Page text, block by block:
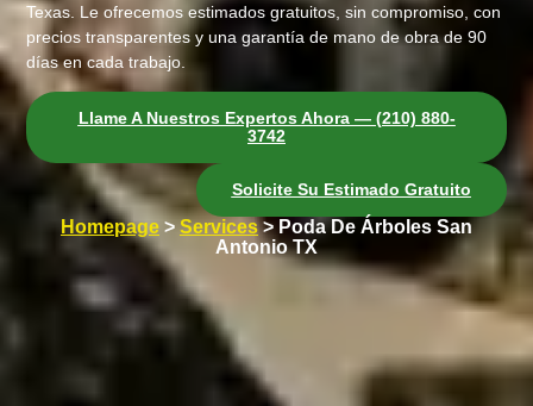
Texas. Le ofrecemos estimados gratuitos, sin compromiso, con
precios transparentes y una garantía de mano de obra de 90
días en cada trabajo.
Llame A Nuestros Expertos Ahora — (210) 880-
3742
Solicite Su Estimado Gratuito
Homepage > Services> Poda De Árboles San
Antonio TX